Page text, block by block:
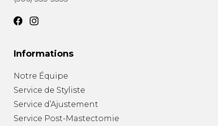
Informations
Notre Équipe
Service de Styliste
Service d’Ajustement
Service Post-Mastectomie